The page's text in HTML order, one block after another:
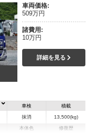
車両価格:
509万円
諸費用:
10万円
詳細を見る
車検
抹消
積載
13,500(kg)
本体色 修復歴